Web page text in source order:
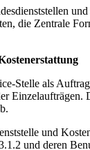
die Zentrale
Stelle als
und
und deren